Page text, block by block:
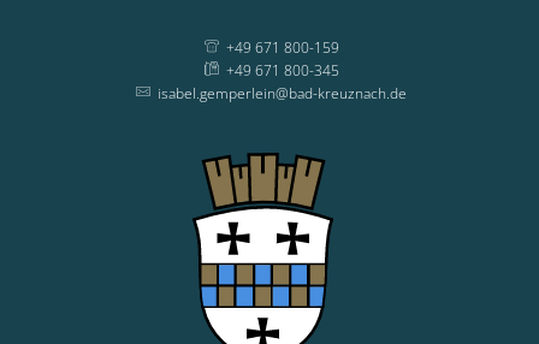
+49 671 800-159
+49 671 800-345
isabel.gemperlein@bad-kreuznach.de